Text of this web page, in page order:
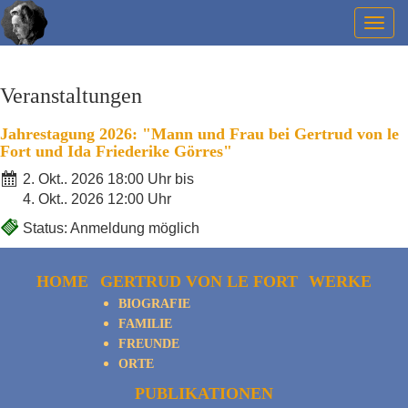
Veranstaltungen
Jahrestagung 2026: "Mann und Frau bei Gertrud von le
Fort und Ida Friederike Görres"
2. Okt.. 2026 18:00 Uhr bis
4. Okt.. 2026 12:00 Uhr
Status: Anmeldung möglich
HOME GERTRUD VON LE FORT
BIOGRAFIE
FAMILIE
FREUNDE
ORTE
WERKE
PUBLIKATIONEN